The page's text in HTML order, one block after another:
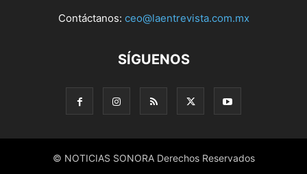
Contáctanos: ceo@laentrevista.com.mx
SÍGUENOS
© NOTICIAS SONORA Derechos Reservados